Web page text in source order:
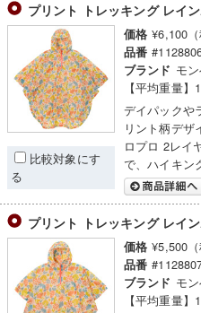
プリント トレッキング レイ
比較対象にす
る
価格 ¥6,100（
品番
ブランド モ
【平均重量】
デイパックや
リント柄デザ
ロプロ 2レイ
で、ハイキン
プリント トレッキング レイ
価格 ¥5,500（
品番
ブランド モ
【平均重量】